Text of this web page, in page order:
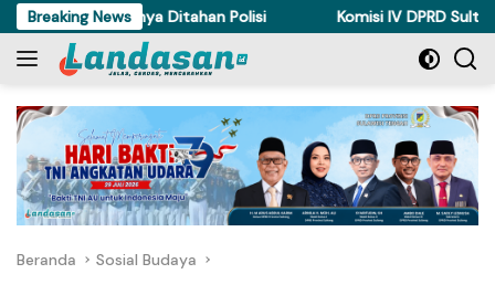
Langsung
ke
konten
Breaking News
Akhirnya Ditahan Polisi Komisi IV DPRD Sulteng
Beranda Sosial Budaya